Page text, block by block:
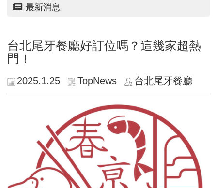
最新消息
台北尾牙餐廳好訂位嗎？這幾家超熱
門！
2025.1.25 TopNews 台北尾牙餐廳